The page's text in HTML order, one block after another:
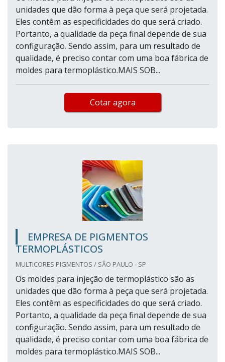
unidades que dão forma à peça que será projetada.
Eles contêm as especificidades do que será criado.
Portanto, a qualidade da peça final depende de sua
configuração. Sendo assim, para um resultado de
qualidade, é preciso contar com uma boa fábrica de
moldes para termoplástico.MAIS SOB...
Cotar agora
EMPRESA DE PIGMENTOS
TERMOPLÁSTICOS
MULTICORES PIGMENTOS / SÃO PAULO - SP
Os moldes para injeção de termoplástico são as
unidades que dão forma à peça que será projetada.
Eles contêm as especificidades do que será criado.
Portanto, a qualidade da peça final depende de sua
configuração. Sendo assim, para um resultado de
qualidade, é preciso contar com uma boa fábrica de
moldes para termoplástico.MAIS SOB...